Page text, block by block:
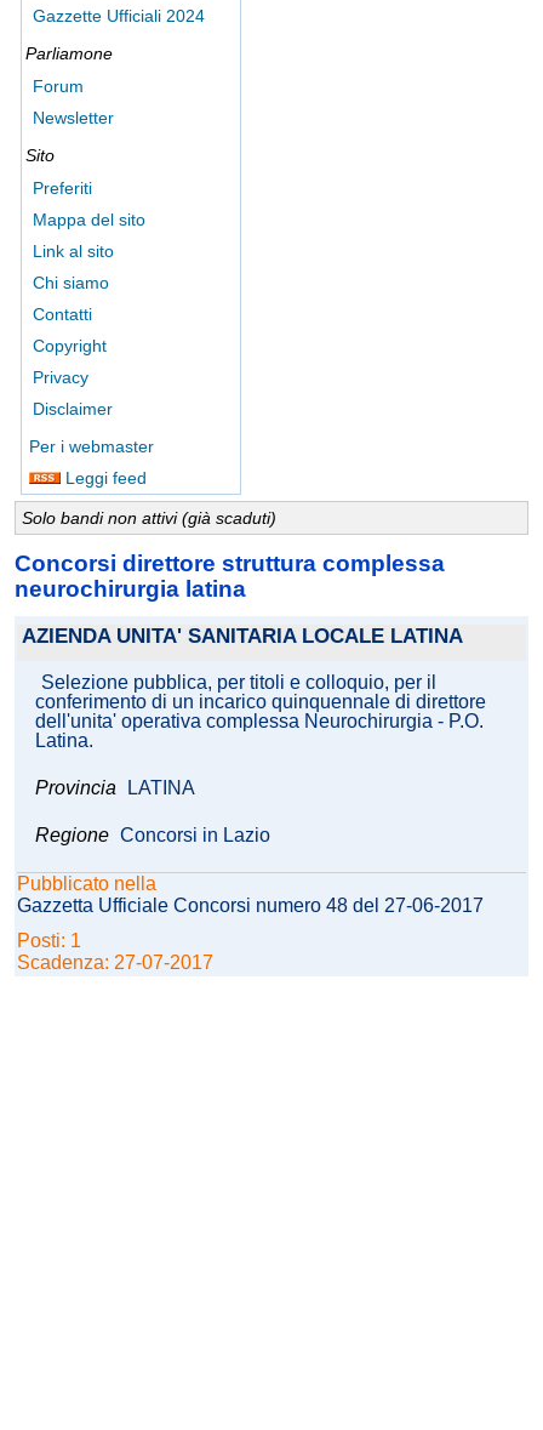
Gazzette Ufficiali 2024
Parliamone
Forum
Newsletter
Sito
Preferiti
Mappa del sito
Link al sito
Chi siamo
Contatti
Copyright
Privacy
Disclaimer
Per i webmaster
Leggi feed
Solo bandi non attivi (già scaduti)
Concorsi direttore struttura complessa
neurochirurgia latina
AZIENDA UNITA' SANITARIA LOCALE LATINA
Selezione pubblica, per titoli e colloquio, per il
conferimento di un incarico quinquennale di direttore
dell'unita' operativa complessa Neurochirurgia - P.O.
Latina.
Provincia LATINA
Regione Concorsi in Lazio
Pubblicato nella
Gazzetta Ufficiale Concorsi numero 48 del 27-06-2017
Posti: 1
Scadenza: 27-07-2017